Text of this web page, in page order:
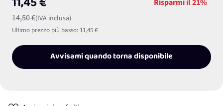
14,50 €(IVA inclusa)
Risparmi il21%
Ultimo prezzo più basso: 11,45 €
Avvisami quando torna disponibile